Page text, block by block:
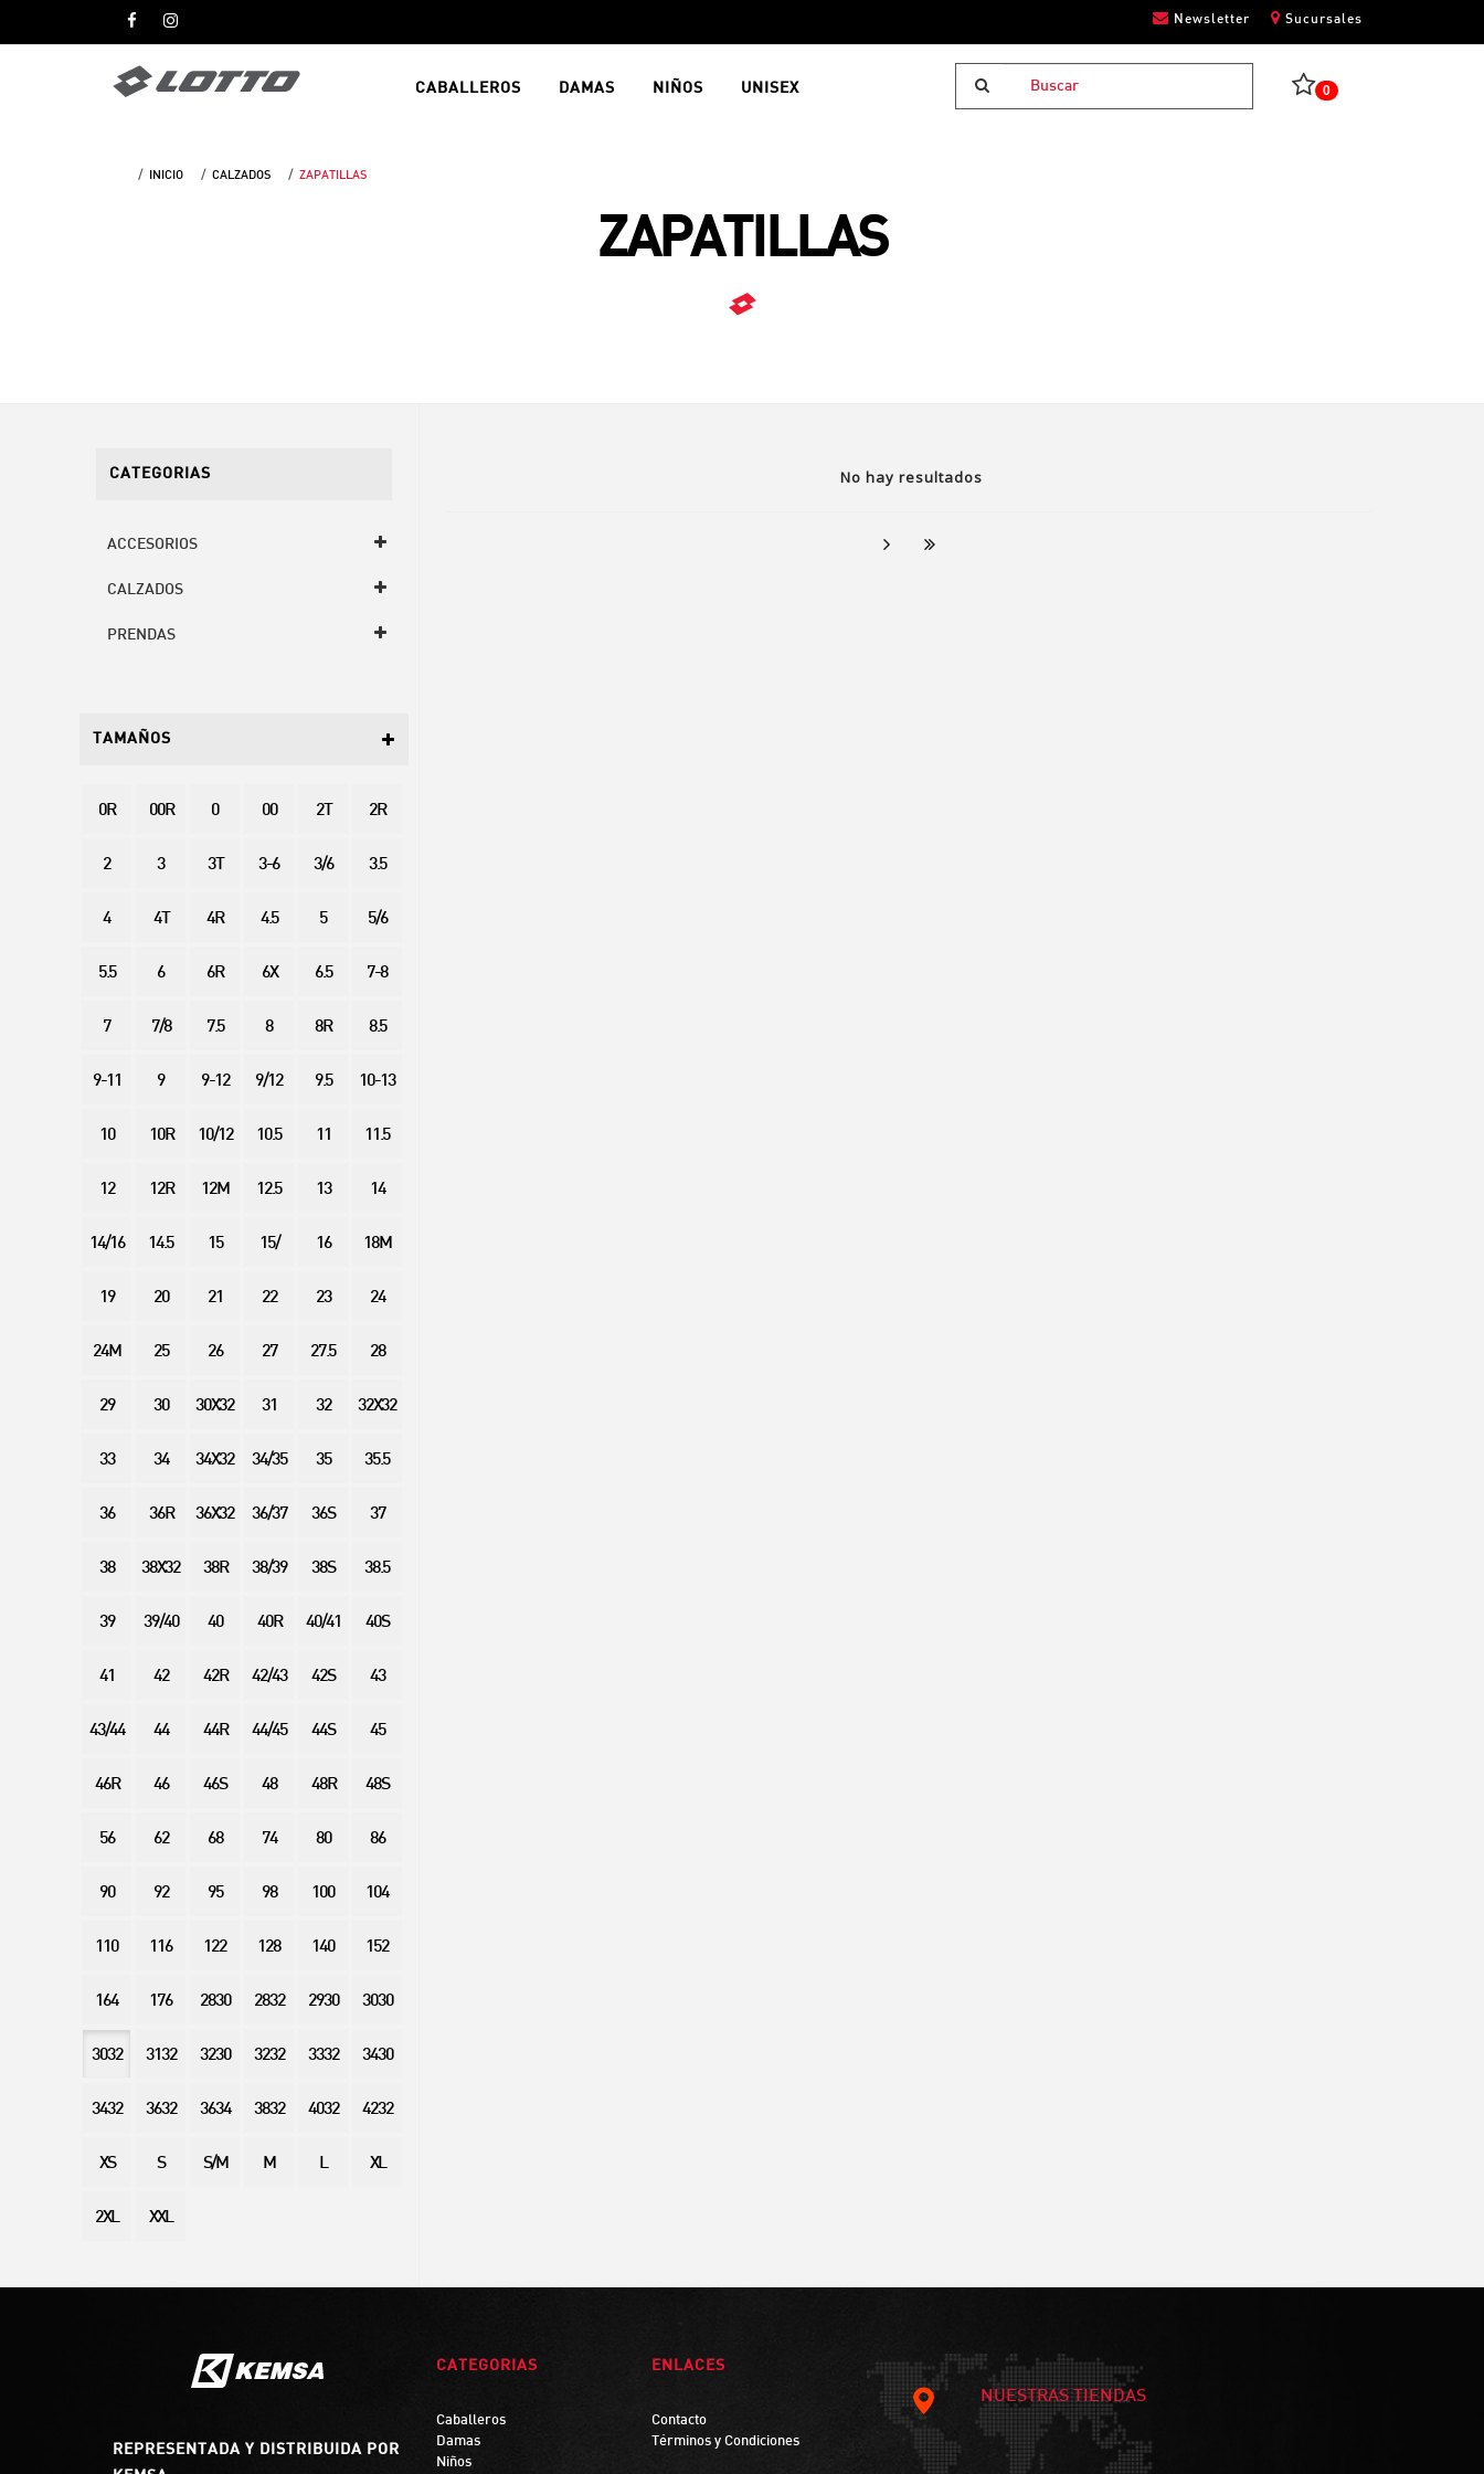
Newsletter Sucursales
0
CABALLEROS DAMAS NIÑOS UNISEX
INICIO CALZADOS ZAPATILLAS
ZAPATILLAS
No hay resultados
CATEGORIAS
ACCESORIOS
CALZADOS
PRENDAS
TAMAÑOS
0R 00R 0 00 2T 2R
2 3 3T 3-6 3/6 3.5
4 4T 4R 4.5 5 5/6
5.5 6 6R 6X 6.5 7-8
7 7/8 7.5 8 8R 8.5
9-11 9 9-12 9/12 9.5 10-13
10 10R 10/12 10.5 11 11.5
12 12R 12M 12.5 13 14
14/16 14.5 15 15/ 16 18M
19 20 21 22 23 24
24M 25 26 27 27.5 28
29 30 30X32 31 32 32X32
33 34 34X32 34/35 35 35.5
36 36R 36X32 36/37 36S 37
38 38X32 38R 38/39 38S 38.5
39 39/40 40 40R 40/41 40S
41 42 42R 42/43 42S 43
43/44 44 44R 44/45 44S 45
46R 46 46S 48 48R 48S
56 62 68 74 80 86
90 92 95 98 100 104
110 116 122 128 140 152
164 176 2830 2832 2930 3030
3032 3132 3230 3232 3332 3430
3432 3632 3634 3832 4032 4232
XS S S/M M L XL
2XL XXL
REPRESENTADA Y DISTRIBUIDA POR
CATEGORIAS
Caballeros
Damas
Niños
ENLACES
Contacto
Términos y Condiciones
NUESTRAS TIENDAS